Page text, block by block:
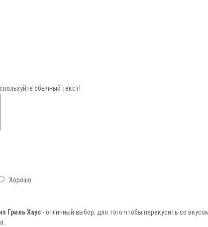
обычный текст!
Хорошо
Гриль Хаус - отличный выбор, для того чтобы перекусить со